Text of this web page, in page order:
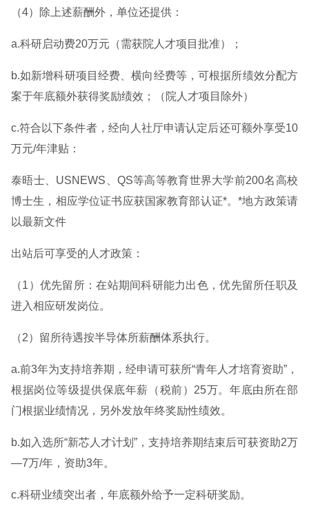
（4）除上述薪酬外，单位还提供：
a.科研启动费20万元（需获院人才项目批准）；
b.如新增科研项目经费、横向经费等，可根据所绩效分配方
案于年底额外获得奖励绩效；（院人才项目除外）
c.符合以下条件者，经向人社厅申请认定后还可额外享受10
万元/年津贴：
泰晤士、USNEWS、QS等高等教育世界大学前200名高校
博士生，相应学位证书应获国家教育部认证*。*地方政策请
以最新文件
出站后可享受的人才政策：
（1）优先留所：在站期间科研能力出色，优先留所任职及
进入相应研发岗位。
（2）留所待遇按半导体所薪酬体系执行。
a.前3年为支持培养期，经申请可获所“青年人才培育资助”，
根据岗位等级提供保底年薪（税前）25万。年底由所在部
门根据业绩情况，另外发放年终奖励性绩效。
b.如入选所“新芯人才计划”，支持培养期结束后可获资助2万
—7万/年，资助3年。
c.科研业绩突出者，年底额外给予一定科研奖励。